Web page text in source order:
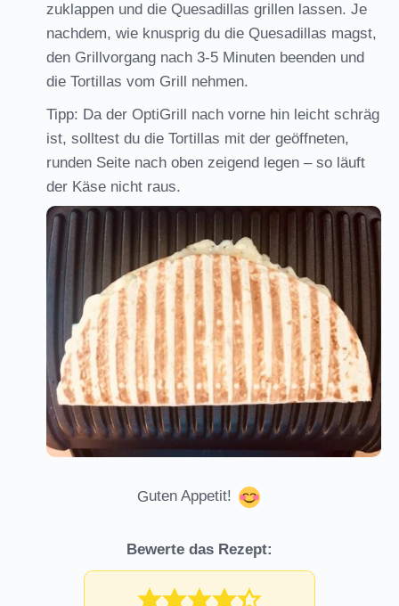
zuklappen und die Quesadillas grillen lassen. Je
nachdem, wie knusprig du die Quesadillas magst,
den Grillvorgang nach 3-5 Minuten beenden und
die Tortillas vom Grill nehmen.
Tipp: Da der OptiGrill nach vorne hin leicht schräg
ist, solltest du die Tortillas mit der geöffneten,
runden Seite nach oben zeigend legen – so läuft
der Käse nicht raus.
Guten Appetit!
Bewerte das Rezept: